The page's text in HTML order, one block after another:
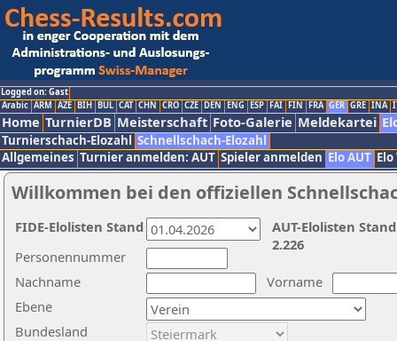
Logged on: Gast
Arabic ARM AZE BIH BUL CAT CHN CRO CZE DEN ENG ESP FAI FIN FRA GER GRE INA
Home TurnierDB Meisterschaft Foto-Galerie Meldekartei
Turnierschach-Elozahl Schnellschach-Elozahl
Allgemeines Turnier anmelden: AUT Spieler anmelden Elo AUT
Willkommen bei den offiziellen
Nachname
Vorname
Ebene
Personennummer
Bundesland
AUT-Elolisten
2.226
FIDE-Elolisten Stand